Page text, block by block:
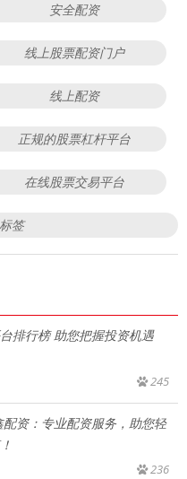
安全配资
线上股票配资门户
线上配资
正规的股票杠杆平台
在线股票交易平台
签
中国十大配资平台排行榜 助您把握投资机遇
245
资：专业配资服务，助您轻
236